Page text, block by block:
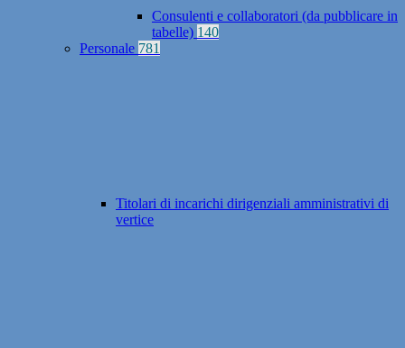
Consulenti e collaboratori (da pubblicare in
tabelle) 140
Personale 781
Titolari di incarichi dirigenziali amministrativi di
vertice